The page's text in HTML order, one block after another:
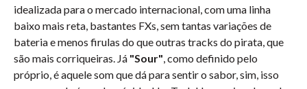
idealizada para o mercado internacional, com uma linha
baixo mais reta, bastantes FXs, sem tantas variações de
bateria e menos firulas do que outras tracks do pirata, que
são mais corriqueiras. Já "Sour", como definido pelo
próprio, é aquele som que dá para sentir o sabor, sim, isso